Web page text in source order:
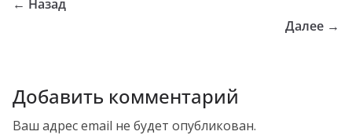
← Назад
Далее →
Добавить комментарий
Ваш адрес email не будет опубликован.